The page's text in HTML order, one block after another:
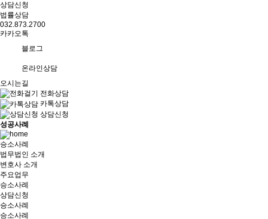
상담신청
법률상담
032.873.2700
카카오톡
블로그
온라인상담
오시는길
전화상담
카톡상담
상담신청
성공사례
승소사례
법무법인 소개
변호사 소개
주요업무
승소사례
상담신청
승소사례
승소사례